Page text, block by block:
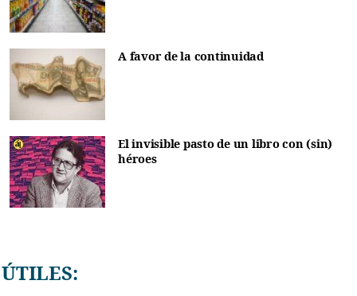
A favor de la continuidad
El invisible pasto de un libro con (sin)
héroes
ÚTILES: